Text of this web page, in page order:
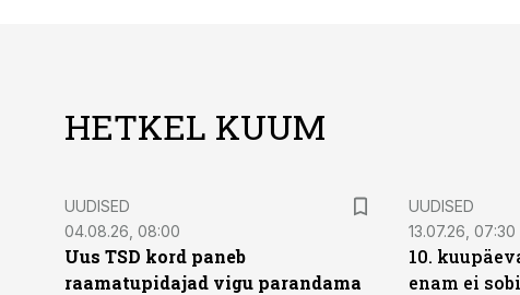
HETKEL KUUM
UUDISED
04.08.26, 08:00
Uus TSD kord paneb
raamatupidajad vigu parandama
UUDISED
13.07.26, 07:30
10.
enam ei